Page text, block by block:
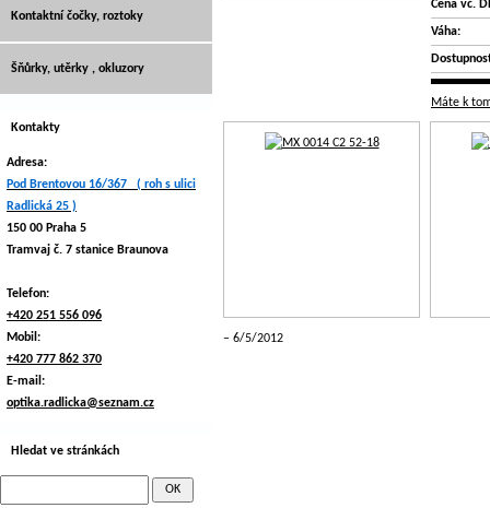
Cena vč.
Váha:
Máte k
6/5/2012
Kontaktní čočky, roztoky
Šňůrky, utěrky , okluzory
Kontakty
Adresa:
Pod Brentovou 16/367 ( roh s ulici
Radlická 25 )
150 00 Praha 5
Tramvaj č. 7 stanice Braunova
Telefon:
+420 251 556 096
Mobil:
+420 777 862 370
E-mail:
optika.radlicka@seznam.cz
Hledat ve stránkách